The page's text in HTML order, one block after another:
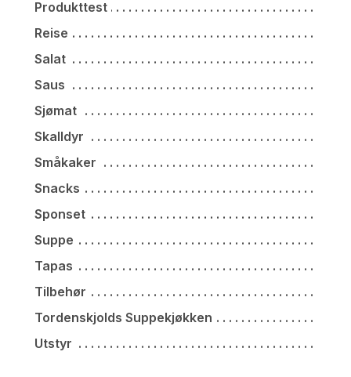
Produkttest
Reise
Salat
Saus
Sjømat
Skalldyr
Småkaker
Snacks
Sponset
Suppe
Tapas
Tilbehør
Tordenskjolds Suppekjøkken
Utstyr